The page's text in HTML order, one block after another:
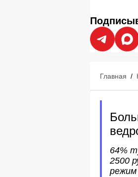
Главная /
64%
2500
режим